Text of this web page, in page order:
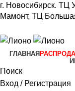
г. Новосибирск. ТЦ
Мамонт, ТЦ
ГЛАВНАЯ
Поиск
Вход / Регистрация